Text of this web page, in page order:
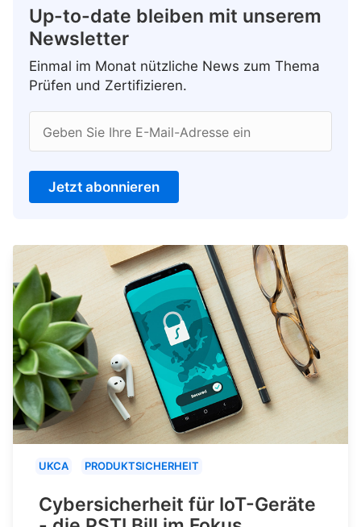
Up-to-date bleiben mit unserem
Newsletter
Einmal im Monat nützliche News zum Thema
Prüfen und Zertifizieren.
Geben Sie Ihre E-Mail-Adresse ein
Jetzt abonnieren
UKCA PRODUKTSICHERHEIT
Cybersicherheit für IoT-Geräte